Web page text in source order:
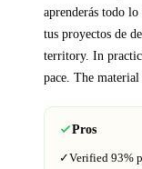
aprenderás todo
tus proyectos de
territory. In
pace. The material
Pros
✓Verified 93%